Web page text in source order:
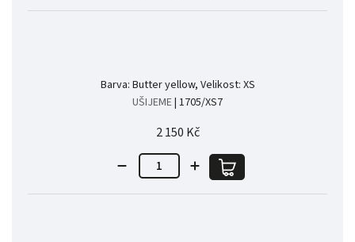
Barva: Butter yellow, Velikost: XS
UŠIJEME| 1705/XS7
2 150 Kč